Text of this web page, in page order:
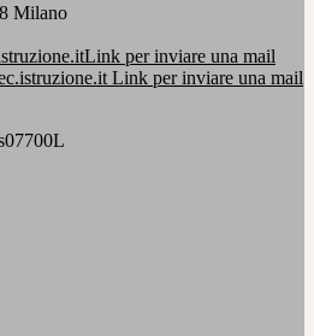
Milano
Link per inviare una mail
Link per inviare una mail